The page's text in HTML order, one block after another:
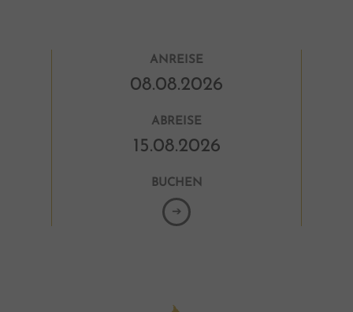
ANREISE
ABREISE
BUCHEN
➔